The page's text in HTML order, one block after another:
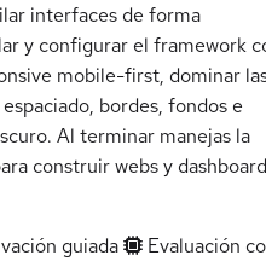
interfaces de forma
y configurar el framework
mobile-first, dominar
bordes, fondos e
Al terminar manejas la
construir webs y
guiada
Evaluación